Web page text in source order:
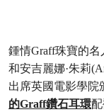
鍾情Graff珠寶的名
和安吉麗娜·朱莉
出席英國電影學院
的Graff鑽石耳環